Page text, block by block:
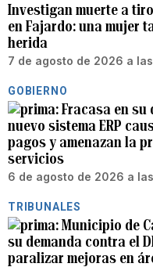
Investigan muerte a
en Fajardo: una mujer
herida
7 de agosto de 2026 a las
GOBIERNO
Fracasa en su
nuevo sistema ERP
pagos y amenazan la
servicios
6 de agosto de 2026 a las
TRIBUNALES
Municipio de
su demanda contra el
paralizar mejoras en